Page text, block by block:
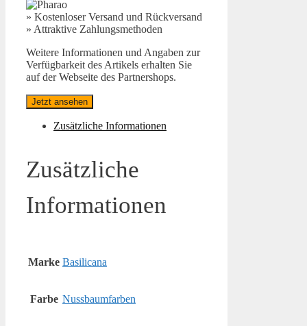
» Kostenloser Versand und Rückversand
» Attraktive Zahlungsmethoden
Weitere Informationen und Angaben zur
Verfügbarkeit des Artikels erhalten Sie
auf der Webseite des Partnershops.
Jetzt ansehen
Zusätzliche Informationen
Zusätzliche
Informationen
Marke Basilicana
Farbe Nussbaumfarben